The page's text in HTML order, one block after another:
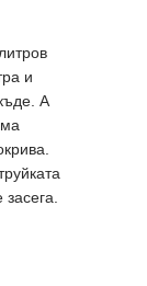
и
А